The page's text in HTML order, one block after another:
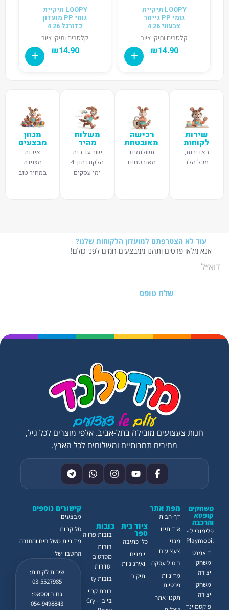
LOOPY תיקיית
גומי PP גיימר
צבעוני 26 4
קלסרים ותיקי ציור
₪14.90
LOOPY תיקיית
גומי PP מועדון
כדורגל 26 4
קלסרים ותיקי ציור
₪14.90
שירות
לקוחות
באדיבות,
מכל הלב
רכישה
מאובטחת
תשלומים
מאובטחים
משלוח
מהיר
ישר עד בית
הלקוח תוך 4
ימי עסקים
מגוון
מבצעים
איכות
מצוינת
במחיר טוב
עוד לא הצטרפתם למועדון הלקוחות שלנו?
אנא מלאו פרטים ותהנו ממבצעים חמים לפני כולם!
שלח טופס
קישורים נוספים
מבצעים
סל קניות
מדיניות משלוחים והחזרה
החשבון שלי
שירות לקוחות:
03-5527985
גם בווטסאפ:
054-9498843
ציוד בית
ספר
כלי כתיבה
יומנים
ואירגוניות
תיקים
בובות
בובות פרווה
בובות
מסרטים
וסדרות
בובות ty
בובת קריי
בייבי - Cry
משחקים
קופסא
והרכבה
פלימובייל -
Playmobil
דיאמנט
משחקי
יצירה
משחקי
יצירה
פוקסמיינד
מפת אתר
דף הבית
אודותינו
מגזין
צעצועים
ביטול עסקה
מדיניות
פרטיות
תקנון אתר
חנות צעצועים מובילה בתל-אביב. אלפי מוצרים לכל גיל,
מחירים תחרותיים ומשלוחים לכל הארץ.